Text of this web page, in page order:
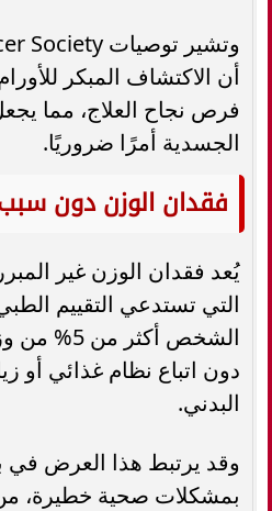
أن الاكتشاف المبكر
فرص نجاح العلاج، مما يجعل
الجسدية أمرًا ضروريًا.
فقدان الوزن دون
يُعد فقدان الوزن غير
التي تستدعي التقييم
الشخص
دون اتباع نظام غذائي أو
البدني.
وقد يرتبط هذا العرض في
بمشكلات صحية خطيرة، من